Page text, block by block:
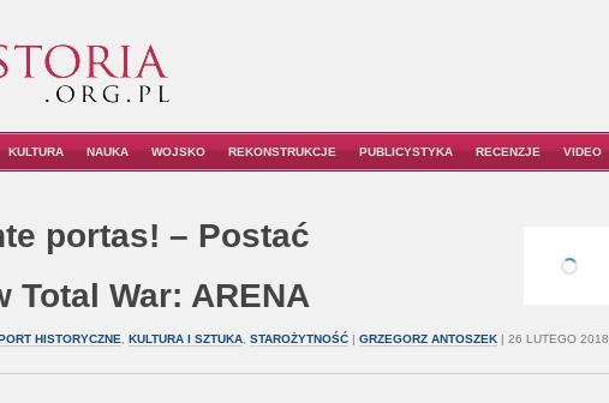
KULTURA NAUKA WOJSKO REKONSTRUKCJE PUBLICYSTYKA RECENZJE VIDEO
portas! – Postać
Total War: ARENA
HISTORYCZNE KULTURA I SZTUKA, STAROŻYTNOŚĆ| GRZEGORZ ANTOSZEK| 26 LUTEGO 2018